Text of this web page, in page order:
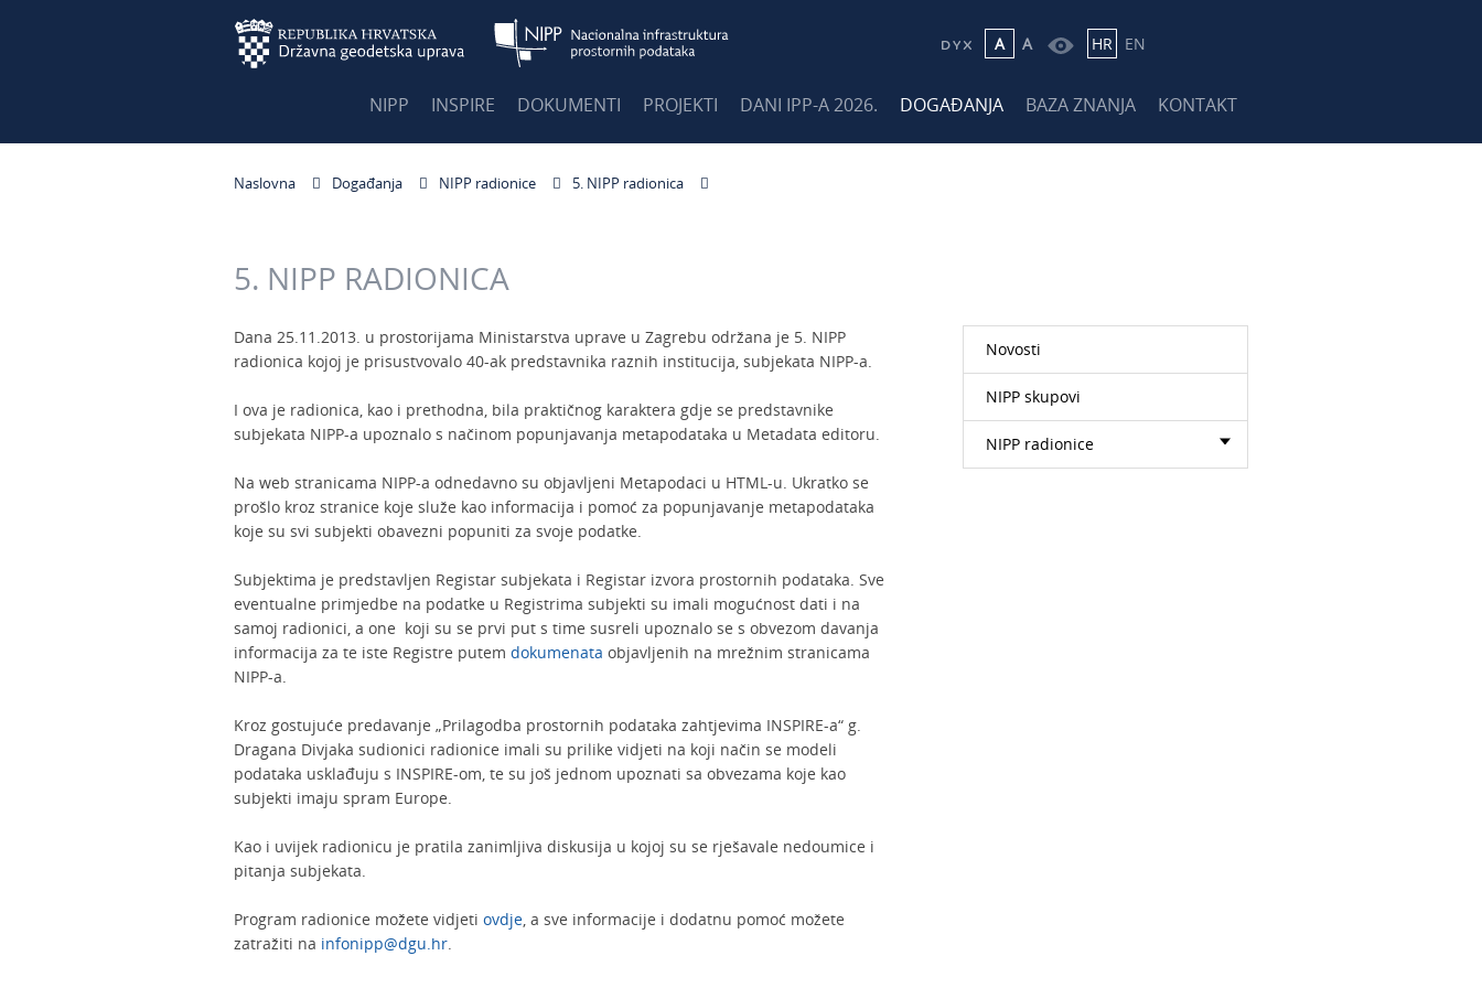
A A HR EN
NIPP INSPIRE DOKUMENTI PROJEKTI DANI IPP-A 2026. DOGAĐANJA BAZA ZNANJA KONTAKT
Naslovna Događanja NIPP radionice 5. NIPP radionica
5. NIPP RADIONICA
Dana 25.11.2013. u prostorijama Ministarstva uprave u Zagrebu održana je 5. NIPP
radionica kojoj je prisustvovalo 40-ak predstavnika raznih institucija, subjekata NIPP-a.
I ova je radionica, kao i prethodna, bila praktičnog karaktera gdje se predstavnike
subjekata NIPP-a upoznalo s načinom popunjavanja metapodataka u Metadata editoru.
Na web stranicama NIPP-a odnedavno su objavljeni Metapodaci u HTML-u. Ukratko se
prošlo kroz stranice koje služe kao informacija i pomoć za popunjavanje metapodataka
koje su svi subjekti obavezni popuniti za svoje podatke.
Subjektima je predstavljen Registar subjekata i Registar izvora prostornih podataka. Sve
eventualne primjedbe na podatke u Registrima subjekti su imali mogućnost dati i na
samoj radionici, a one koji su se prvi put s time susreli upoznalo se s obvezom davanja
informacija za te iste Registre putem dokumenata objavljenih na mrežnim stranicama
NIPP-a.
Kroz gostujuće predavanje „Prilagodba prostornih podataka zahtjevima INSPIRE-a“ g.
Dragana Divjaka sudionici radionice imali su prilike vidjeti na koji način se modeli
podataka usklađuju s INSPIRE-om, te su još jednom upoznati sa obvezama koje kao
subjekti imaju spram Europe.
Kao i uvijek radionicu je pratila zanimljiva diskusija u kojoj su se rješavale nedoumice i
pitanja subjekata.
Program radionice možete vidjeti ovdje, a sve informacije i dodatnu pomoć možete
zatražiti na infonipp@dgu.hr.
Novosti
NIPP skupovi
NIPP radionice